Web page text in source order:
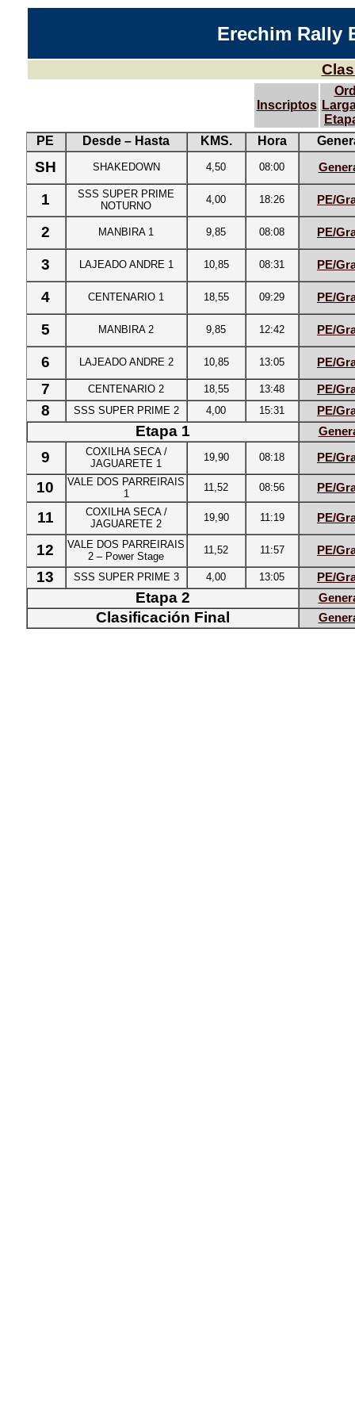
Erechim Rally
Inscriptos
PE
Desde – Hasta KMS. Hora
SH SHAKEDOWN 4,50 08:00
1
SSS SUPER PRIME
NOTURNO
4,00 18:26 PE/
2 MANBIRA 1 9,85 08:08 PE/
3 LAJEADO ANDRE 1 10,85 08:31 PE/
4 CENTENARIO 1 18,55 09:29 PE/
5 MANBIRA 2 9,85 12:42 PE/
6 LAJEADO ANDRE 2 10,85 13:05 PE/
7 CENTENARIO 2 18,55 13:48 PE/
8 SSS SUPER PRIME 2 4,00 15:31 PE/
Etapa 1
9
COXILHA SECA /
JAGUARETE 1
19,90 08:18 PE/
10
VALE DOS PARREIRAIS
1
11,52 08:56 PE/
11
COXILHA SECA /
JAGUARETE 2
19,90 11:19 PE/
12
VALE DOS PARREIRAIS
2 – Power Stage
11,52 11:57 PE/
13 SSS SUPER PRIME 3 4,00 13:05 PE/
Etapa 2
Clasificación Final